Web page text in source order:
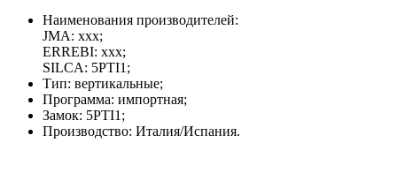
Наименования производителей:
JMA: xxx;
ERREBI: xxx;
SILCA: 5PTI1;
Тип: вертикальные;
Программа: импортная;
Замок: 5PTI1;
Производство: Италия/Испания.